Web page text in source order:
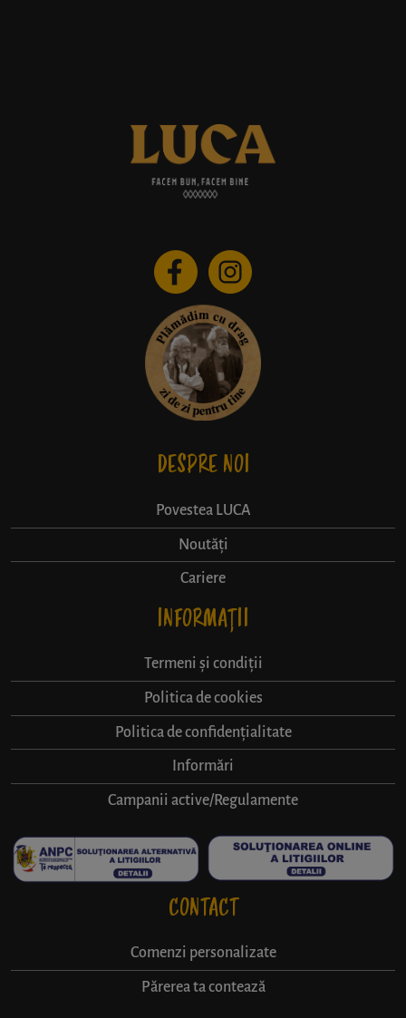
DESPRE NOI
Povestea LUCA
Noutăți
Cariere
INFORMAȚII
Termeni și condiții
Politica de cookies
Politica de confidențialitate
Informări
Campanii active/Regulamente
CONTACT
Comenzi personalizate
Părerea ta contează